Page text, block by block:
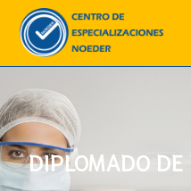
DIPLOMADO